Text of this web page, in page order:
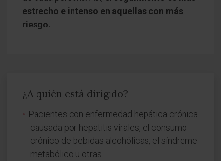
estrecho e intenso en aquellas con más
riesgo.
¿A quién está dirigido?
Pacientes con enfermedad hepática crónica
causada por hepatitis virales, el consumo
crónico de bebidas alcohólicas, el síndrome
metabólico u otras.